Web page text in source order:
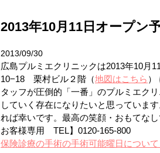
2013年10月11日オープン
2013/09/30
広島プルミエクリニックは2013年10月
10−18 栗村ビル２階（地図はこちら ）
タッフが圧倒的「一番」のプルミエク
していく存在になりたいと思っていま
れば幸いです。最高の笑顔・おもてな
お客様専用 TEL】0120-165-800
保険診療の手術の手術可能曜日につい